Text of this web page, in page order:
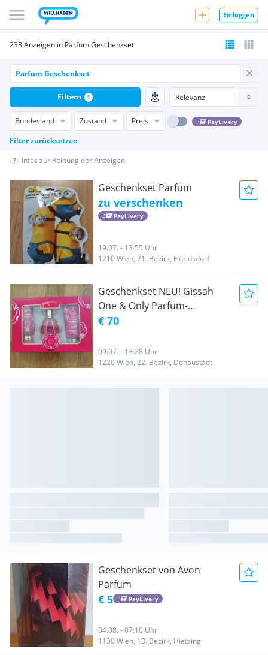
Einloggen
238 Anzeigen in Parfum Geschenkset
Bundesland Zustand Preis PayLivery
Filter zurücksetzen
Filtern 1
Infos zur Reihung der Anzeigen
Geschenkset Parfum
zu verschenken
PayLivery
19.07. - 13:55 Uhr
1210 Wien, 21. Bezirk, Floridsdorf
Geschenkset NEU! Gissah
One & Only Parfum-
Geschenkset Fragrance
Duftnebel Bodylotion
€ 70
09.07. - 13:28 Uhr
1220 Wien, 22. Bezirk, Donaustadt
Geschenkset von Avon
Parfum
€ 5 PayLivery
04.08. - 07:10 Uhr
1130 Wien, 13. Bezirk, Hietzing